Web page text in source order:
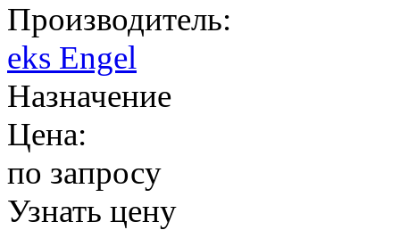
Производитель:
eks Engel
Назначение
Цена:
по запросу
Узнать цену